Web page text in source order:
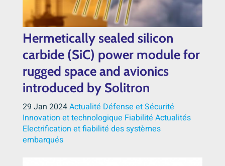
Hermetically sealed silicon
carbide (SiC) power module for
rugged space and avionics
introduced by Solitron
29 Jan 2024Actualité Défense et Sécurité
Innovation et technologique Fiabilité Actualités
Electrification et fiabilité des systèmes
embarqués